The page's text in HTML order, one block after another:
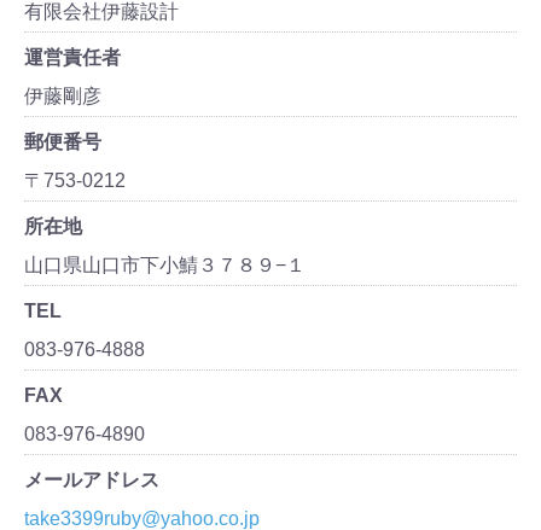
有限会社伊藤設計
運営責任者
伊藤剛彦
郵便番号
〒753-0212
所在地
山口県山口市下小鯖３７８９−１
TEL
083-976-4888
FAX
083-976-4890
メールアドレス
take3399ruby@yahoo.co.jp